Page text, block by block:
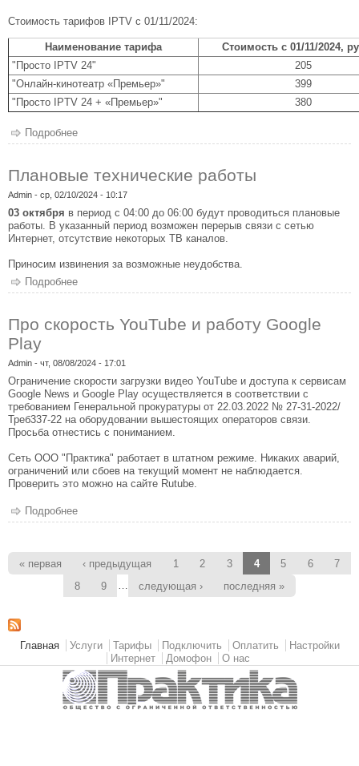
Стоимость тарифов IPTV c 01/11/2024:
Наименование тарифа
Стоимость с 01/11/2024,
"Просто IPTV 24"
205
"Онлайн-кинотеатр «Премьер»"
399
"Просто IPTV 24 + «Премьер»"
380
Подробнее
Плановые технические работы
Admin - ср, 02/10/2024 - 10:17
03 октября в период с 04:00 до 06:00 будут проводиться плановые
работы. В указанный период возможен перерыв связи с сетью
Интернет, отсутствие некоторых ТВ каналов.
Приносим извинения за возможные неудобства.
Подробнее
Про скорость YouTube и работу Google
Play
Admin - чт, 08/08/2024 - 17:01
Ограничение скорости загрузки видео YouTube и доступа к сервисам
Google News и Google Play осуществляется в соответствии с
требованием Генеральной прокуратуры от 22.03.2022 № 27-31-2022/
Треб337-22 на оборудовании вышестоящих операторов связи.
Просьба отнестись с пониманием.
Сеть ООО "Практика" работает в штатном режиме. Никаких аварий,
ограничений или сбоев на текущий момент не наблюдается.
Проверить это можно на сайте Rutube.
Подробнее
Страницы
« первая ‹ предыдущая 1 2 3 4 5 6
7
8
9 следующая › последняя »
Главное меню
Главная Услуги Тарифы Подключить Оплатить
Настройки
Интернет
Домофон О нас